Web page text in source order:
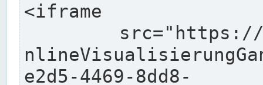
<iframe
e2d5-4469-8dd8-